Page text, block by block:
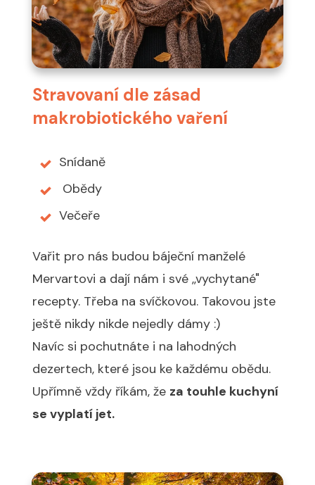
Stravovaní dle zásad
makrobiotického vaření
Snídaně
Obědy
Večeře
Vařit pro nás budou báječní manželé
Mervartovi a dají nám i své ,,vychytané"
recepty. Třeba na svíčkovou. Takovou jste
ještě nikdy nikde nejedly dámy :)
Navíc si pochutnáte i na lahodných
dezertech, které jsou ke každému obědu.
Upřímně vždy říkám, že za touhle kuchyní
se vyplatí jet.